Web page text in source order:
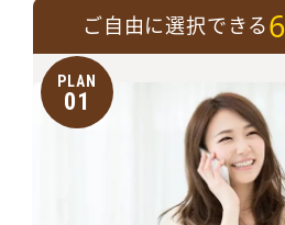
ご自由に選択できる6
PLAN
01